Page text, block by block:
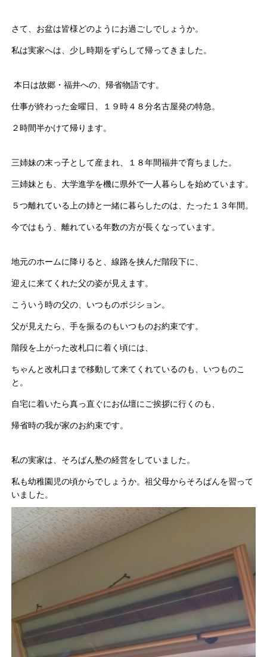
さて、お盆は皆様どのようにお過ごしでしょうか。
私は実家へは、少し時期をずらして帰ってきました。
本日は故郷・福井への、帰省物語です。
仕事が終わった金曜日、１９時４８分名古屋発の特急。
２時間半かけて帰ります。
三姉妹の末っ子として産まれ、１８年間福井で育ちました。
三姉妹とも、大学進学を機に県外で一人暮らしを始めています。
５つ離れている上の姉と一緒に暮らしたのは、たった１３年間。
今ではもう、離れている年数の方が長くなっています。
地元のホームに降りると、線路を挟んだ階段下に、
迎えに来てくれた父の姿が見えます。
こういう時の父の、いつものポジション。
父が見えたら、手を振るのもいつものお約束です。
階段を上がった改札口に着く頃には、
ちゃんと改札口まで移動して来てくれているのも、いつものこ
と。
自宅に着いたら真っ直ぐにお仏壇にご挨拶に行くのも、
帰省時の我が家のお約束です。
私の実家は、そろばん塾の経営をしていました。
私も幼稚園児の頃からでしょうか。祖父母からそろばんを習って
いました。